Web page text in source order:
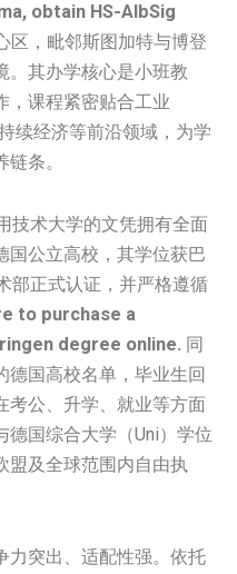
obtain HS-AlbSig
区，毗邻斯图加特与博登
。其办学核心是小班教
，课程紧密贴合工业
续经济等前沿领域，为学
条。
技术大学的文凭拥有全面
国公立高校，其学位获巴
部正式认证，并严格遵循
to purchase a
degree online. 同
德国高校名单，毕业生回
考公、升学、就业等方面
国综合大学（Uni）学位
盟及全球范围内自由执
力突出、适配性强。依托